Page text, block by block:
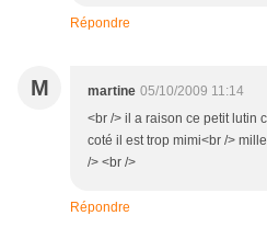
Répondre
M martine 05/10/2009 11:14
<br /> il a raison ce petit lutin
coté il est trop mimi<br />
/> <br />
Répondre